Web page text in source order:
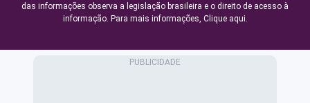
das informações observa a legislação brasileira e o direito de acesso à
informação. Para mais informações, Clique aqui.